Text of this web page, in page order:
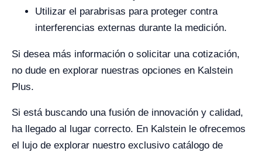
Utilizar el parabrisas para proteger contra
interferencias externas durante la medición.
Si desea más información o solicitar una cotización,
no dude en explorar nuestras opciones en Kalstein
Plus.
Si está buscando una fusión de innovación y calidad,
ha llegado al lugar correcto. En Kalstein le ofrecemos
el lujo de explorar nuestro exclusivo catálogo de